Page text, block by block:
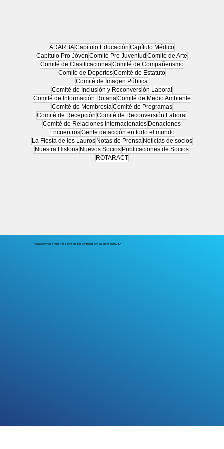
ADARBACapítulo Educación Capítulo Médico
Capítulo Pro Jóven Comité Pro Juventud Comité de Arte
Comité de ClasificacionesComité de Compañerismo
Comité de DeportesComité de Estatuto
Comité de Imagen Pública
Comité de Inclusión y Reconversión Laboral
Comité de Información RotariaComité de Medio Ambiente
Comité de MembresíaComité de Programas
Comité de Recepción Comité de Reconversión Laboral
Comité de Relaciones Internacionales Donaciones
EncuentrosGente de acción en todo el mundo
La Fiesta de los Lauros Notas de Prensa Noticias de socios
Nuestra Historia Nuevos Socios Publicaciones de Socios
ROTARACT
Nicolás Pino en Rotary Club de Buenos
Agradecemos a nuestros sponsors por contribuir con las obras del RCBA